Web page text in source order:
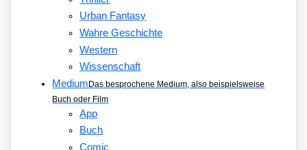
Urban Fantasy
Wahre Geschichte
Western
Wissenschaft
MediumDas besprochene Medium, also beispielsweise
Buch oder Film
App
Buch
Comic